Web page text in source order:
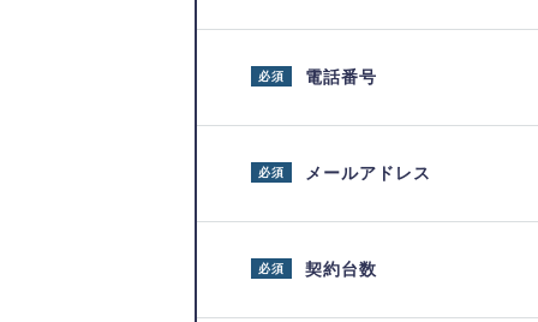
電話番号
必須
メールアドレス
必須
契約台数
必須